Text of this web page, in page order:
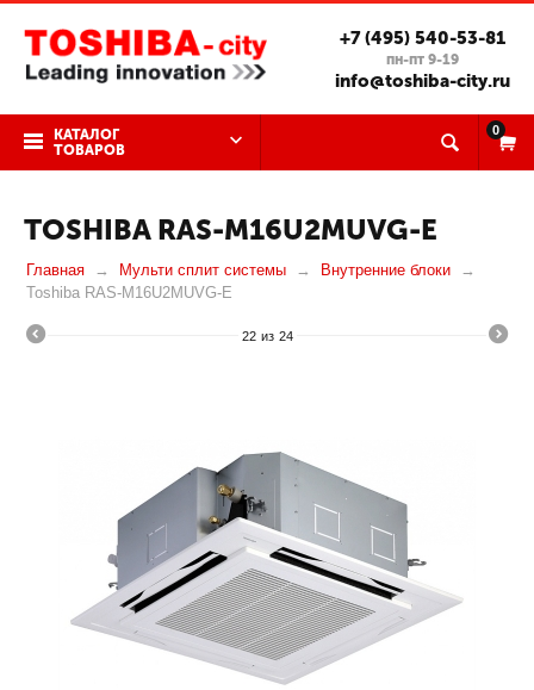
+7 (495) 540-53-81
пн-пт 9-19
info@toshiba-city.ru
КАТАЛОГ
ТОВАРОВ
0
TOSHIBA RAS-M16U2MUVG-E
Главная Мульти сплит системы
Внутренние блоки
Toshiba RAS-M16U2MUVG-E
22 из 24